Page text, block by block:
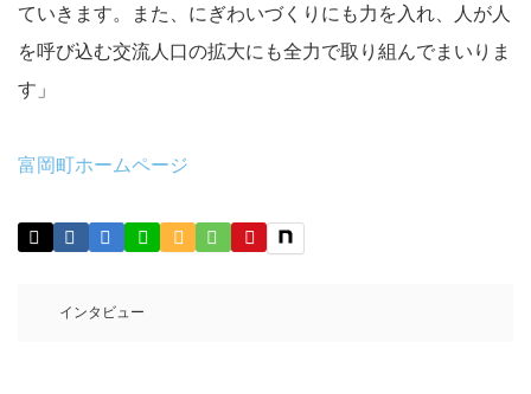
ていきます。また、にぎわいづくりにも力を入れ、人が人
を呼び込む交流人口の拡大にも全力で取り組んでまいりま
す」
富岡町ホームページ
インタビュー